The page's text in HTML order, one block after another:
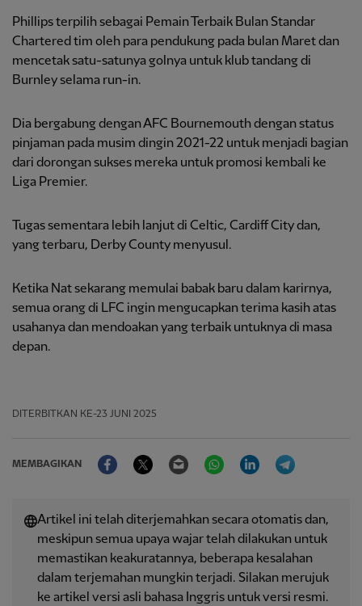
Phillips terpilih sebagai Pemain Terbaik Bulan Standar
Chartered tim oleh para pendukung pada bulan Maret dan
mencetak satu-satunya golnya untuk klub tandang di
Burnley selama run-in.
Dia bergabung dengan AFC Bournemouth dengan status
pinjaman pada musim dingin 2021-22 untuk menjadi bagian
dari dorongan sukses mereka untuk promosi kembali ke
Liga Premier.
Tugas sementara lebih lanjut di Celtic, Cardiff City dan,
yang terbaru, Derby County menyusul.
Ketika Nat sekarang memulai babak baru dalam karirnya,
semua orang di LFC ingin mengucapkan terima kasih atas
usahanya dan mendoakan yang terbaik untuknya di masa
depan.
DITERBITKAN KE-23 JUNI 2025
MEMBAGIKAN
FacebookTwitter Email WhatsAppLinkedIn
Artikel ini telah diterjemahkan secara otomatis dan,
meskipun semua upaya wajar telah dilakukan untuk
memastikan keakuratannya, beberapa kesalahan
dalam terjemahan mungkin terjadi. Silakan merujuk
ke artikel versi asli bahasa Inggris untuk versi resmi.